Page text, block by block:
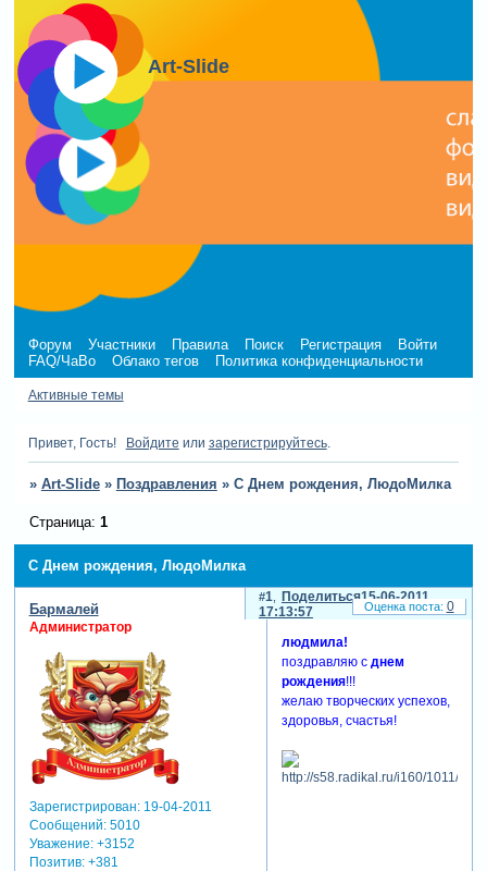
Art-Slide
Форум Участники Правила Поиск Регистрация
Войти
FAQ/ЧаВо
Облако тегов Политика конфиденциальности
Активные темы
Привет, Гость! Войдите или зарегистрируйтесь.
» Art-Slide » Поздравления » С Днем рождения, ЛюдоМилка
С Днем рождения, ЛюдоМилка
Страница: 1
Поделиться
1
15-06-2011
17:13:57
Бармалей
Администратор
Зарегистрирован: 19-04-2011
Сообщений:5010
Уважение: +3152
Позитив: +381
людмила!
поздравляю с днем
рождения!!!
желаю творческих успехов,
здоровья, счастья!
0